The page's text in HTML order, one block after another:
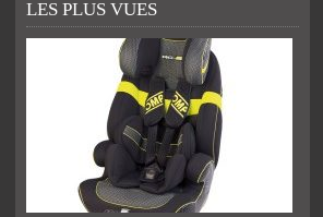
LES PLUS VUES